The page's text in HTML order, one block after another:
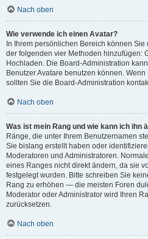
Nach oben
Wie verwende ich einen Avatar?
In Ihrem persönlichen Bereich können Sie
der folgenden vier Methoden hinzufügen:
Hochladen. Die Board-Administration
Benutzer Avatare benutzen können.
sollten Sie die Board-Administration
Nach oben
Was ist mein Rang und wie kann ich ihn
Ränge, die unter Ihrem Benutzernamen
Sie bislang erstellt haben oder
Moderatoren und Administratoren.
eines Ranges nicht direkt ändern, da sie
festgelegt wurden. Bitte schreiben Sie
Rang zu erhöhen — die meisten Foren
Moderator oder Administrator wird Ihren
zurücksetzen.
Nach oben